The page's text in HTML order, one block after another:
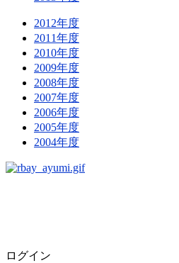
2012年度
2011年度
2010年度
2009年度
2008年度
2007年度
2006年度
2005年度
2004年度
ログイン